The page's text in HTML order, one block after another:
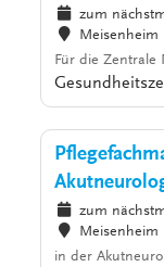
zum
Meisenheim
Für die Zentrale
zum
Meisenheim
in der